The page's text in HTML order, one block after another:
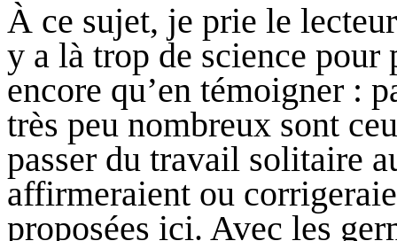
À ce sujet, je prie le
y a là trop de science pour
encore qu’en témoigner :
très peu nombreux sont
passer du travail solitaire
affirmeraient ou
proposées ici. Avec les